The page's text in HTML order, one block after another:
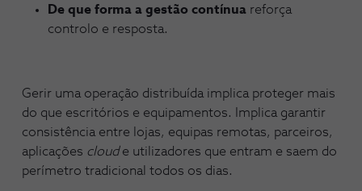
De que forma a gestão contínua reforça
controlo e resposta.
Gerir uma operação distribuída implica proteger mais
do que escritórios e equipamentos. Implica garantir
consistência entre lojas, equipas remotas, parceiros,
aplicações cloude utilizadores que entram e saem do
perímetro tradicional todos os dias.